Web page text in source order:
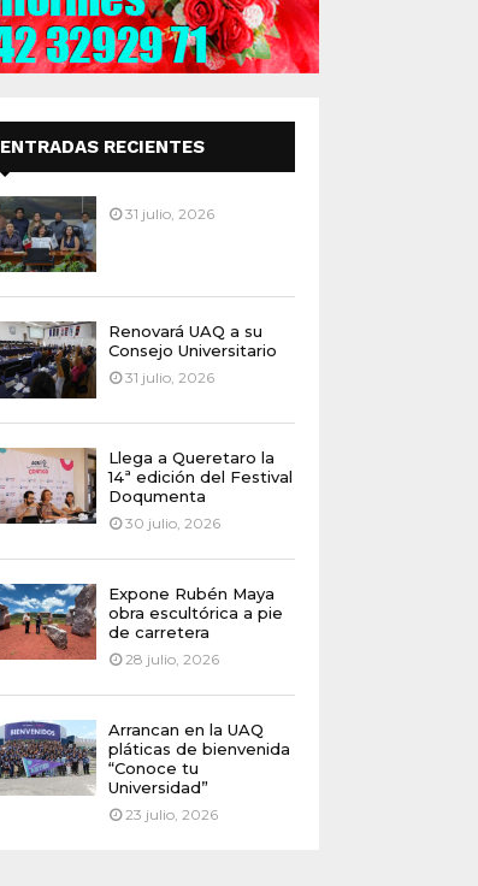
ENTRADAS RECIENTES
31 julio, 2026
Renovará UAQ a su
Consejo Universitario
31 julio, 2026
Llega a Queretaro la
14ª edición del Festival
Doqumenta
30 julio, 2026
Expone Rubén Maya
obra escultórica a pie
de carretera
28 julio, 2026
Arrancan en la UAQ
pláticas de bienvenida
“Conoce tu
Universidad”
23 julio, 2026